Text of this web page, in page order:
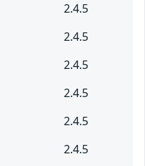
2.4.5
2.4.5
2.4.5
2.4.5
2.4.5
2.4.5